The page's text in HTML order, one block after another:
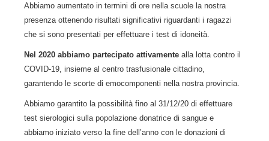
Abbiamo aumentato in termini di ore nella scuole la nostra
presenza ottenendo risultati significativi riguardanti i ragazzi
che si sono presentati per effettuare i test di idoneità.
Nel 2020 abbiamo partecipato attivamente alla lotta contro il
COVID-19, insieme al centro trasfusionale cittadino,
garantendo le scorte di emocomponenti nella nostra provincia.
Abbiamo garantito la possibilità fino al 31/12/20 di effettuare
test sierologici sulla popolazione donatrice di sangue e
abbiamo iniziato verso la fine dell’anno con le donazioni di